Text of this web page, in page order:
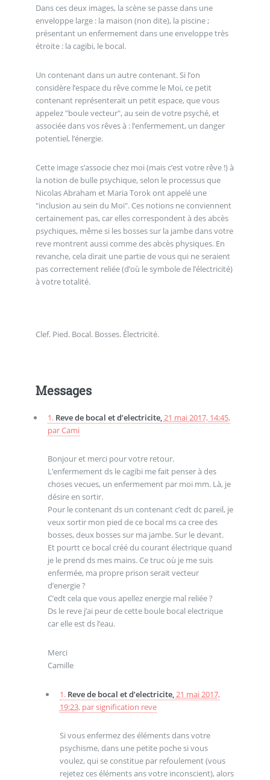
Dans ces deux images, la scène se passe dans une
enveloppe large : la maison (non dite), la piscine ;
présentant un enfermement dans une enveloppe très
étroite : la cagibi, le bocal.
Un contenant dans un autre contenant. Si l’on
considère l’espace du rêve comme le Moi, ce petit
contenant représenterait un petit espace, que vous
appelez "boule vecteur", au sein de votre psyché, et
associée dans vos rêves à : l’enfermement, un danger
potentiel, l’énergie.
Cette image s’associe chez moi (mais c’est votre rêve !) à
la notion de bulle psychique, selon le processus que
Nicolas Abraham et Maria Torok ont appelé une
"inclusion au sein du Moi". Ces notions ne conviennent
certainement pas, car elles correspondent à des abcès
psychiques, même si les bosses sur la jambe dans votre
reve montrent aussi comme des abcès physiques. En
revanche, cela dirait une partie de vous qui ne seraient
pas correctement reliée (d’où le symbole de l’électricité)
à votre totalité.
Clef. Pied. Bocal. Bosses. Électricité.
Messages
1. Reve de bocal et d’electricite,21 mai 2017, 14:45,
parCami
Bonjour et merci pour votre retour.
L’enfermement ds le cagibi me fait penser à des
choses vecues, un enfermement par moi mm. Là, je
désire en sortir.
Pour le contenant ds un contenant c’edt dc pareil, je
veux sortir mon pied de ce bocal ms ca cree des
bosses, deux bosses sur ma jambe. Sur le devant.
Et pourtt ce bocal créé du courant électrique quand
je le prend ds mes mains. Ce truc où je me suis
enfermée, ma propre prison serait vecteur
d’energie ?
C’edt cela que vous apellez energie mal reliée ?
Ds le reve j’ai peur de cette boule bocal electrique
car elle est ds l’eau.
Merci
Camille
1. Reve de bocal et d’electricite,21 mai 2017,
19:23, parsignification reve
Si vous enfermez des éléments dans votre
psychisme, dans une petite poche si vous
voulez, qui se constitue par refoulement (vous
rejetez ces éléments ans votre inconscient), alors